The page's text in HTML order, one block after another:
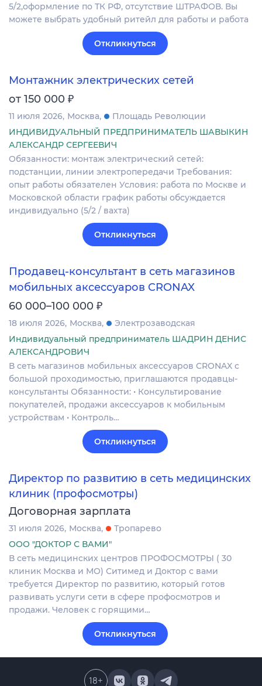
5/2,оформление по ТК РФ, отсутствие ШТРАФОВ. Вы
можете выбрать удобный ритейл для работы и работа
Откликнуться
Монтажник электрических сетей
от 150 000 ₽
11 июля 2026 Москва
Площадь Революции
ИНДИВИДУАЛЬНЫЙ ПРЕДПРИНИМАТЕЛЬ ШАВЫКИН
АЛЕКСАНДР СЕРГЕЕВИЧ
Обязанности: монтаж электрический сетей:
подстанции, линии электропередачи Требования:
опыт работы обязателен Условия: работа по Москве и
Московской области график работы обсуждается
индивидуально (5/2 / вахта)
Откликнуться
Продавец-консультант в сеть магазинов
мобильных аксессуаров CRONAX
60 000–100 000 ₽
18 июля 2026 Москва
Электрозаводская
Индивидуальный предприниматель ШАДРИН ДЕНИС
АЛЕКСАНДРОВИЧ
В сеть магазинов мобильных аксессуаров CRONAX с
большой проходимостью, приглашаются продавцы-
консультанты Обязанности: • Консультирование
покупателей, продажи аксессуаров к мобильным
устройствам • Контроль…
Откликнуться
Директор по развитию в сеть медицинских
клиник (профосмотры)
Договорная зарплата
31 июля 2026 Москва
Тропарево
ООО "ДОКТОР С ВАМИ"
В сеть медицинских центров ПРОФОСМОТРЫ ( 30
клиник Москва и МО) Ситимед и Доктор с вами
требуется Директор по развитию, который готов
развивать услуги сети в сфере профосмотров и
продажи. Человек с горящими…
Откликнуться
18+